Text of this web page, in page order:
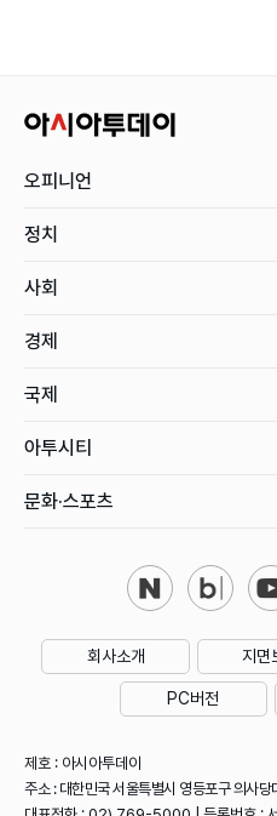
오피니언
정치
사회
경제
국제
아투시티
문화·스포츠
회사소개 지면
PC버전
제호 : 아시아투데이
주소 : 대한민국 서울특별시 영등포구 의사